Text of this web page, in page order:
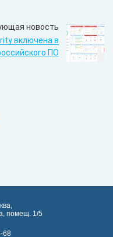
новость
включена в
ПО
помещ. 1/5
68